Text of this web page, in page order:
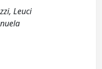
Leuci